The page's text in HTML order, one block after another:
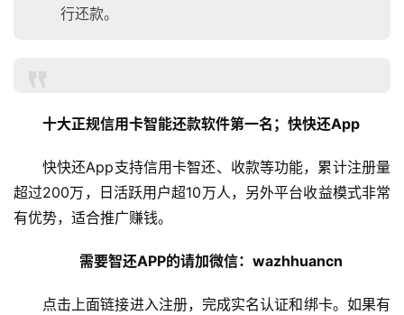
行还款。
十大正规信用卡智能还款软件第一名 ；快快还App
快快还App支持信用卡智还、收款等功能，累计注册量
超过200万，日活跃用户超10万人，另外平台收益模式非常
有优势，适合推广赚钱。
需要智还APP的请加微信：wazhhuancn
点击上面链接进入注册，完成实名认证和绑卡。如果有